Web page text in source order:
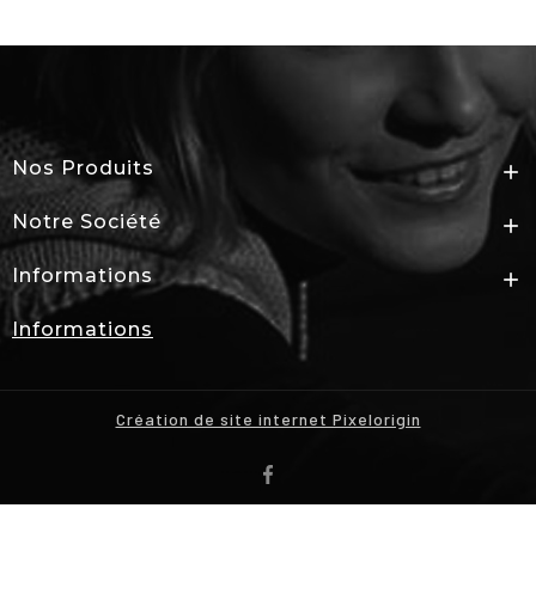
Nos Produits 
Notre Société 
Informations 
Informations
Création de site internet Pixelorigin